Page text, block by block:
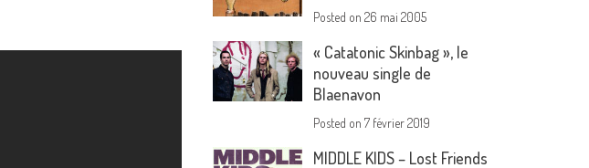
Posted on26 mai 2005
« Catatonic Skinbag », le
nouveau single de
Blaenavon
Posted on7 février 2019
MIDDLE KIDS – Lost Friends